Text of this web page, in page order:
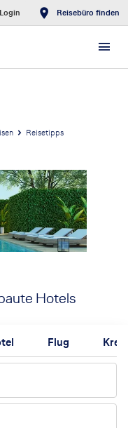
Login Reisebüro finden
Reisetipps
Hotels
Flug